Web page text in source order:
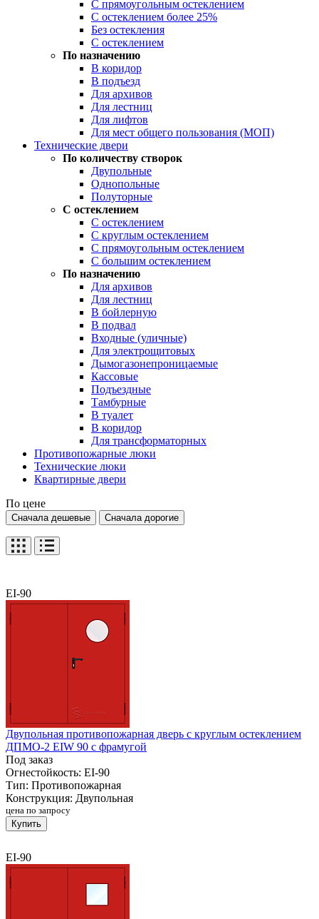
С прямоугольным остеклением
С остеклением более 25%
Без остекления
С остеклением
По назначению
В коридор
В подъезд
Для архивов
Для лестниц
Для лифтов
Для мест общего пользования (МОП)
Технические двери
По количеству створок
Двупольные
Однопольные
Полуторные
С остеклением
С остеклением
С круглым остеклением
С прямоугольным остеклением
С большим остеклением
По назначению
Для архивов
Для лестниц
В бойлерную
В подвал
Входные (уличные)
Для электрощитовых
Дымогазонепроницаемые
Кассовые
Подъездные
Тамбурные
В туалет
В коридор
Для трансформаторных
Противопожарные люки
Технические люки
Квартирные двери
По цене
Сначала дешевые Сначала дорогие
EI-90
Двупольная противопожарная дверь с круглым остеклением
ДПМО-2 EIW 90 с фрамугой
Под заказ
Огнестойкость: EI-90
Тип: Противопожарная
Конструкция: Двупольная
цена по запросу
Купить
EI-90